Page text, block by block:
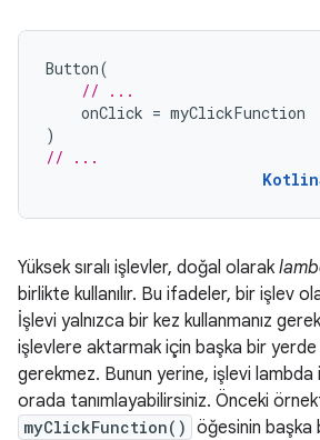
Button(
// ...
onClick = myClickFunction
)
// ...
Yüksek sıralı işlevler, doğal olarak
birlikte kullanılır. Bu ifadeler, bir işlev
İşlevi yalnızca bir kez kullanmanız
işlevlere aktarmak için başka bir yerde
gerekmez. Bunun yerine, işlevi
orada tanımlayabilirsiniz. Önceki
myClickFunction() öğesinin başka